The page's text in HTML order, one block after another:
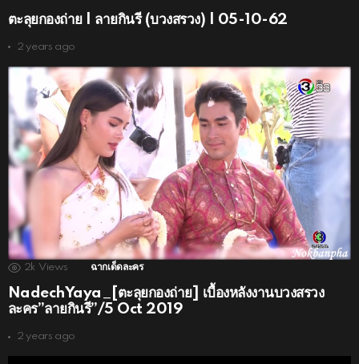
ตะลุยกองถ่าย | ลายกินรี (บวงสรวง) | 05-10-62
2 years ago
2k Views ฉากเด็ดละคร
NadechYaya_[ตะลุยกองถ่าย] เบื้องหลังงานบวงสรวง
ละคร”ลายกินรี”/5 Oct 2019
2 years ago